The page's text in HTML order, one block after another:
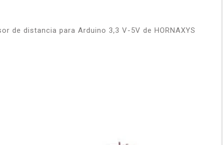
de distancia para Arduino 3,3 V-5V de HORNAXYS